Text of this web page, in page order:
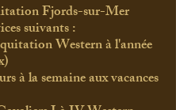
Fjords-sur-Mer​
suivants :
Western à l'année
à la semaine aux vacances